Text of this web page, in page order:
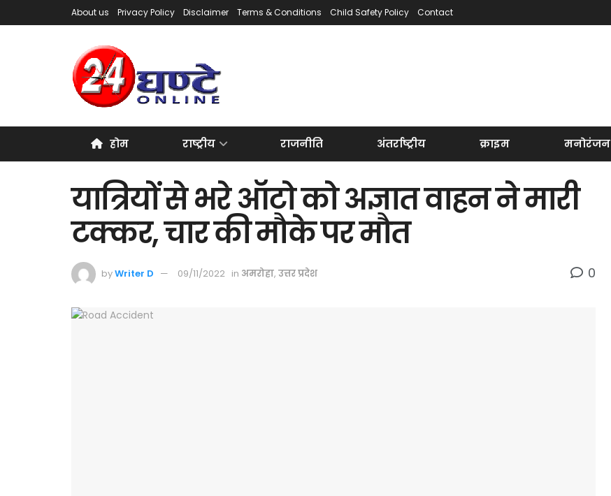
About us Privacy Policy Disclaimer Terms & Conditions Child Safety Policy Contact
होम राष्ट्रीय राजनीति अंतर्राष्ट्रीय क्राइम मनोरंजन
यात्रियों से भरे ऑटो को अज्ञात वाहन ने मारी
टक्कर, चार की मौके पर मौत
byWriter D 09/11/2022 in अमरोहा, उत्तर प्रदेश 0